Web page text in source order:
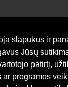
slapukus ir
Jūsų
patirtį,
ar programos
Basket